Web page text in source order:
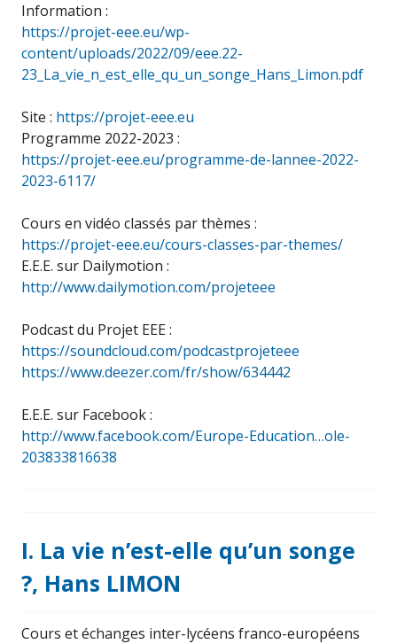
Information :
https://projet-eee.eu/wp-
content/uploads/2022/09/eee.22-
23_La_vie_n_est_elle_qu_un_songe_Hans_Limon.pdf
Site : https://projet-eee.eu
Programme 2022-2023 :
https://projet-eee.eu/programme-de-lannee-2022-
2023-6117/
Cours en vidéo classés par thèmes :
https://projet-eee.eu/cours-classes-par-themes/
E.E.E. sur Dailymotion :
http://www.dailymotion.com/projeteee
Podcast du Projet EEE :
https://soundcloud.com/podcastprojeteee
https://www.deezer.com/fr/show/634442
E.E.E. sur Facebook :
http://www.facebook.com/Europe-Education…ole-
203833816638
I. La vie n’est-elle qu’un songe
?, Hans LIMON
Cours et échanges inter-lycéens franco-européens